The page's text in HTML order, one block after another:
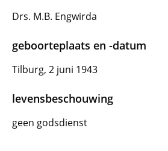
Drs. M.B. Engwirda
geboorteplaats en -datum
Tilburg, 2 juni 1943
levensbeschouwing
geen godsdienst